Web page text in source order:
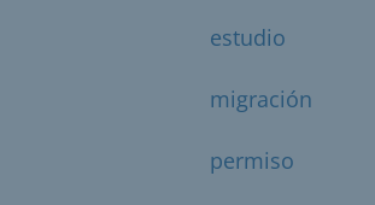
estudio
migración
permiso